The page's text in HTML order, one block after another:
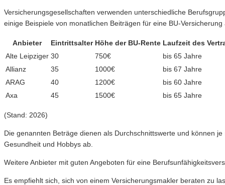
Versicherungsgesellschaften verwenden unterschiedliche
einige Beispiele von monatlichen Beiträgen für eine BU-
Anbieter Eintrittsalter Höhe der BU-Rente Laufzeit des
Alte Leipziger 30 750€
bis 65 Jahre
Allianz
35 1000€
bis 67 Jahre
ARAG
40 1200€
bis 60 Jahre
Axa
45 1500€ bis 65 Jahre
(Stand: 2026)
Die genannten Beträge dienen als Durchschnittswerte und können
Gesundheit und Hobbys ab.
Weitere Anbieter mit guten Angeboten für eine
Es empfiehlt sich, sich von einem Versicherungsmakler beraten zu